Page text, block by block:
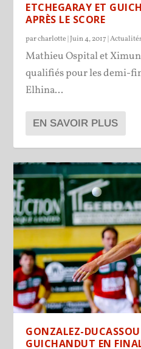
ETCHEGARAY ET
APRÈS LE SCORE
parcharlotte Juin 4, 2017 |
Mathieu Ospital et
qualifiés pour les demi-
Elhina...
EN SAVOIR PLUS
GONZALEZ-
GUICHANDUT EN